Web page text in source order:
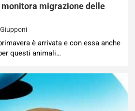
migrazione delle
è arrivata e con essa anche
questi animali…